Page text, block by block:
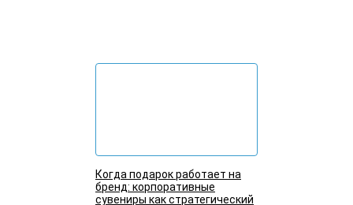
Когда подарок работает на
бренд: корпоративные
сувениры как стратегический